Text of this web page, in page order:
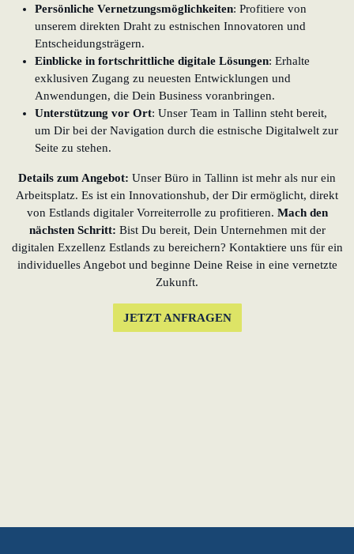
Persönliche Vernetzungsmöglichkeiten: Profitiere von
unserem direkten Draht zu estnischen Innovatoren und
Entscheidungsträgern.
Einblicke in fortschrittliche digitale Lösungen: Erhalte
exklusiven Zugang zu neuesten Entwicklungen und
Anwendungen, die Dein Business voranbringen.
Unterstützung vor Ort: Unser Team in Tallinn steht bereit,
um Dir bei der Navigation durch die estnische Digitalwelt zur
Seite zu stehen.
Details zum Angebot: Unser Büro in Tallinn ist mehr als nur ein
Arbeitsplatz. Es ist ein Innovationshub, der Dir ermöglicht, direkt
von Estlands digitaler Vorreiterrolle zu profitieren. Mach den
nächsten Schritt: Bist Du bereit, Dein Unternehmen mit der
digitalen Exzellenz Estlands zu bereichern? Kontaktiere uns für ein
individuelles Angebot und beginne Deine Reise in eine vernetzte
Zukunft.
JETZT ANFRAGEN